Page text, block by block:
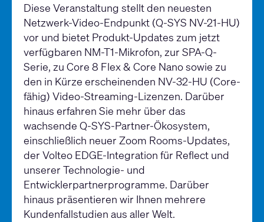
Diese Veranstaltung stellt den neuesten
Netzwerk-Video-Endpunkt (Q-SYS NV-21-HU)
vor und bietet Produkt-Updates zum jetzt
verfügbaren NM-T1-Mikrofon, zur SPA-Q-
Serie, zu Core 8 Flex & Core Nano sowie zu
den in Kürze erscheinenden NV-32-HU (Core-
fähig) Video-Streaming-Lizenzen. Darüber
hinaus erfahren Sie mehr über das
wachsende Q-SYS-Partner-Ökosystem,
einschließlich neuer Zoom Rooms-Updates,
der Volteo EDGE-Integration für Reflect und
unserer Technologie- und
Entwicklerpartnerprogramme. Darüber
hinaus präsentieren wir Ihnen mehrere
Kundenfallstudien aus aller Welt.